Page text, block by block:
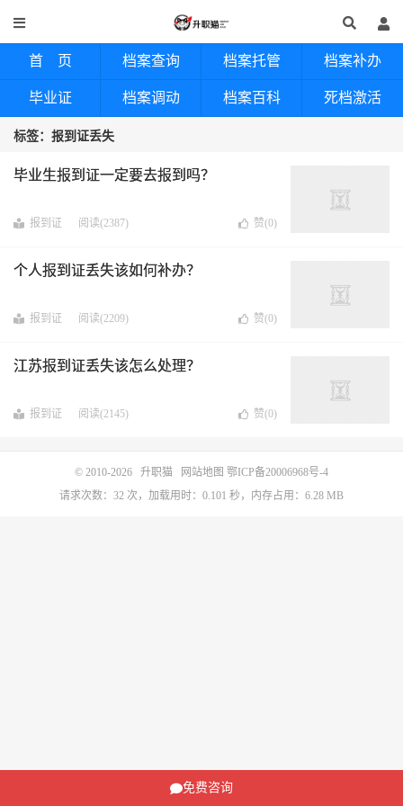
首 页 档案查询 档案托管 档案补办
毕业证 档案调动 档案百科 死档激活
标签：报到证丢失
毕业生报到证一定要去报到吗？
报到证 阅读(2387) 赞(0)
个人报到证丢失该如何补办？
报到证 阅读(2209) 赞(0)
江苏报到证丢失该怎么处理？
报到证 阅读(2145) 赞(0)
© 2010-2026 升职猫 网站地图 鄂ICP备20006968号-4
请求次数：32 次，加载用时：0.101 秒，内存占用：6.28 MB
免费咨询